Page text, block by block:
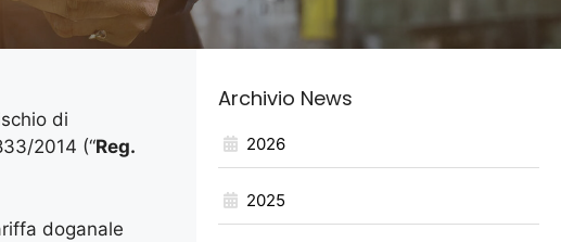
di
2014 (“Reg.
doganale
Archivio News
2026
2025